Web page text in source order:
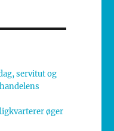
servitut og
øger